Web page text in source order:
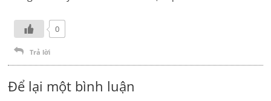
0
Trả lời
Để lại một bình luận